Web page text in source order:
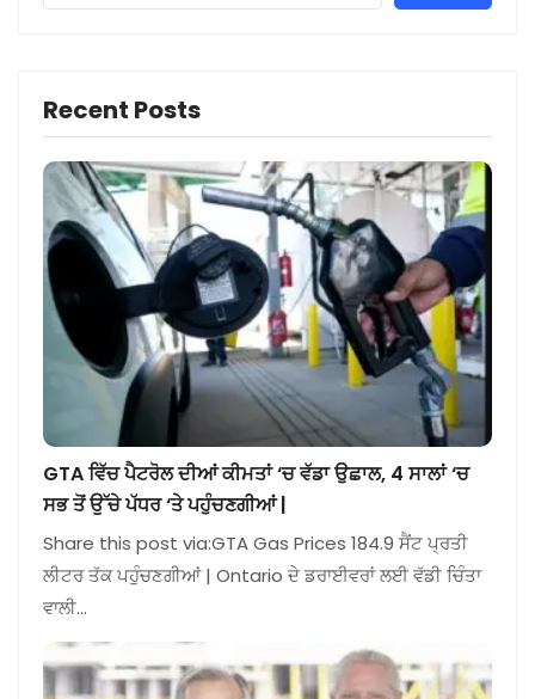
Recent Posts
GTA ਵਿੱਚ ਪੈਟਰੋਲ ਦੀਆਂ ਕੀਮਤਾਂ ‘ਚ ਵੱਡਾ ਉਛਾਲ, 4 ਸਾਲਾਂ ‘ਚ
ਸਭ ਤੋਂ ਉੱਚੇ ਪੱਧਰ ‘ਤੇ ਪਹੁੰਚਣਗੀਆਂ |
Share this post via:GTA Gas Prices 184.9 ਸੈਂਟ ਪ੍ਰਤੀ
ਲੀਟਰ ਤੱਕ ਪਹੁੰਚਣਗੀਆਂ | Ontario ਦੇ ਡਰਾਈਵਰਾਂ ਲਈ ਵੱਡੀ ਚਿੰਤਾ
ਵਾਲੀ…